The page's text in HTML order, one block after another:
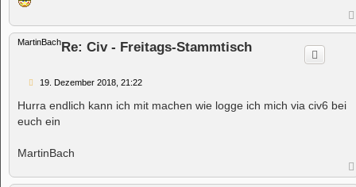
MartinBachRe: Civ - Freitags-Stammtisch
B
i
r
19. Dezember 2018, 21:22
Hurra endlich kann ich mit machen wie logge ich mich via civ6 bei
euch ein
MartinBach